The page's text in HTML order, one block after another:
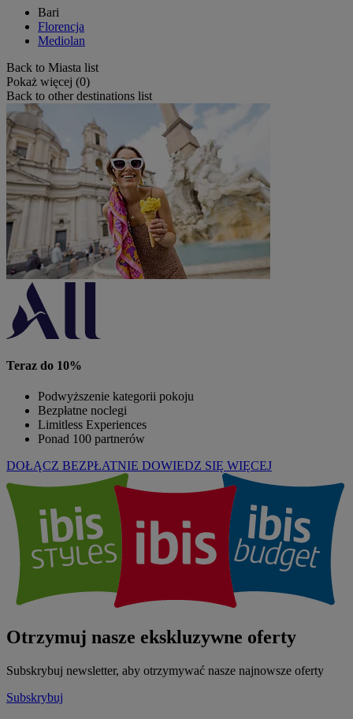
Bari
Florencja
Mediolan
Back to Miasta list
Pokaż więcej (0)
Back to other destinations list
Teraz do 10%
Podwyższenie kategorii pokoju
Bezpłatne noclegi
Limitless Experiences
Ponad 100 partnerów
DOŁĄCZ BEZPŁATNIE DOWIEDZ SIĘ WIĘCEJ
Otrzymuj nasze ekskluzywne oferty
Subskrybuj newsletter, aby otrzymywać nasze najnowsze oferty
Subskrybuj